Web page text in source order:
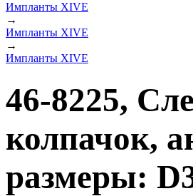
Импланты XIVE
→
Импланты XIVE
→
Импланты XIVE
46-8225,
колпачок,
размеры: